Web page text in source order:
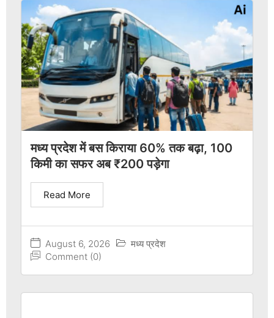
मध्य प्रदेश में बस किराया 60% तक बढ़ा, 100
किमी का सफर अब ₹200 पड़ेगा
August 6, 2026
मध्य प्रदेश
Comment (0)
Read More